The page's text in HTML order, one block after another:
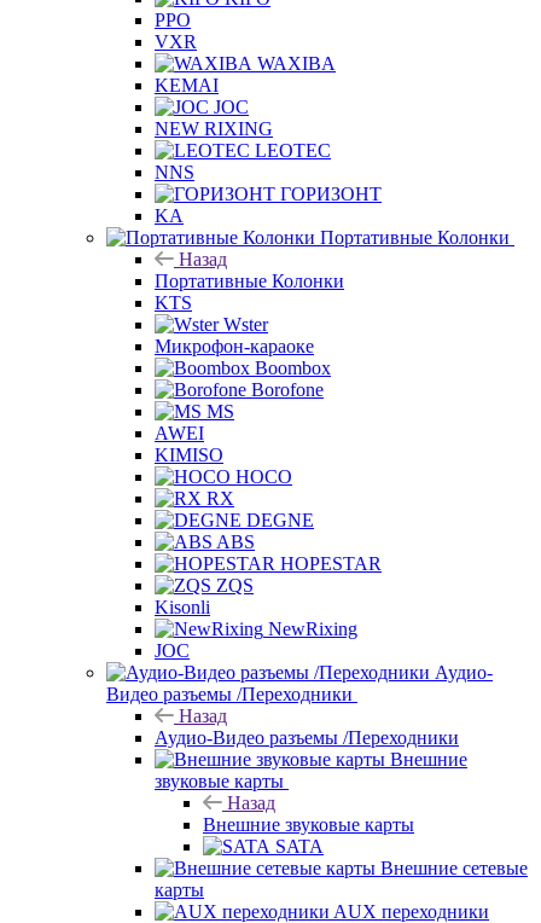
PPO
VXR
WAXIBA
KEMAI
JOC
NEW RIXING
LEOTEC
NNS
ГОРИЗОНТ
KA
Портативные Колонки
Назад
Портативные Колонки
KTS
Wster
Микрофон-караоке
Boombox
Borofone
MS
AWEI
KIMISO
HOCO
RX
DEGNE
ABS
HOPESTAR
ZQS
Kisonli
NewRixing
JOC
Аудио-
Видео разъемы /Переходники
Назад
Аудио-Видео разъемы /Переходники
Внешние
звуковые карты
Назад
Внешние звуковые карты
SATA
Внешние сетевые
карты
AUX переходники